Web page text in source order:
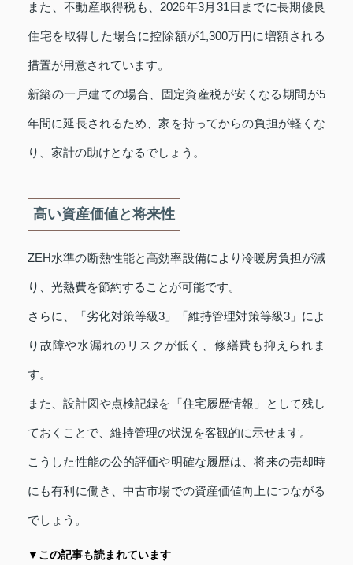
また、不動産取得税も、2026年3月31日までに長期優良
住宅を取得した場合に控除額が1,300万円に増額される
措置が用意されています。
新築の一戸建ての場合、固定資産税が安くなる期間が5
年間に延長されるため、家を持ってからの負担が軽くな
り、家計の助けとなるでしょう。
高い資産価値と将来性
ZEH水準の断熱性能と高効率設備により冷暖房負担が減
り、光熱費を節約することが可能です。
さらに、「劣化対策等級3」「維持管理対策等級3」によ
り故障や水漏れのリスクが低く、修繕費も抑えられま
す。
また、設計図や点検記録を「住宅履歴情報」として残し
ておくことで、維持管理の状況を客観的に示せます。
こうした性能の公的評価や明確な履歴は、将来の売却時
にも有利に働き、中古市場での資産価値向上につながる
でしょう。
▼この記事も読まれています